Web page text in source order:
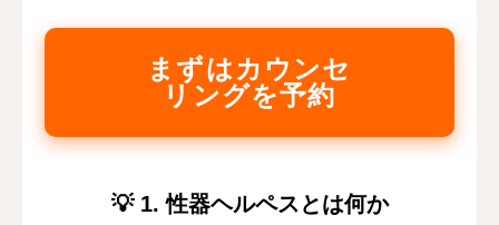
まずはカウンセ
リングを予約
💡 1. 性器ヘルペスとは何か